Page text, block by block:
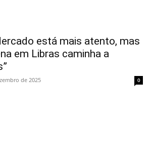
está mais atento, mas
em Libras caminha a
de 2025 0